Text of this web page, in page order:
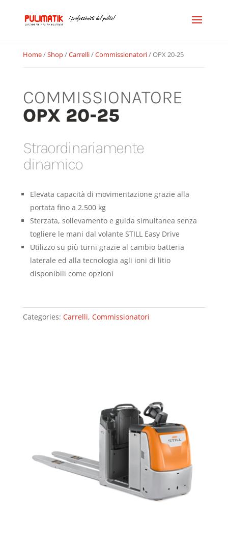
Home/Shop/Carrelli/Commissionatori/ OPX 20-25
COMMISSIONATORE
OPX 20-25
Straordinariamente
dinamico
Elevata capacità di movimentazione grazie alla
portata fino a 2.500 kg
Sterzata, sollevamento e guida simultanea senza
togliere le mani dal volante STILL Easy Drive
Utilizzo su più turni grazie al cambio batteria
laterale ed alla tecnologia agli ioni di litio
disponibili come opzioni
Categories: Carrelli, Commissionatori